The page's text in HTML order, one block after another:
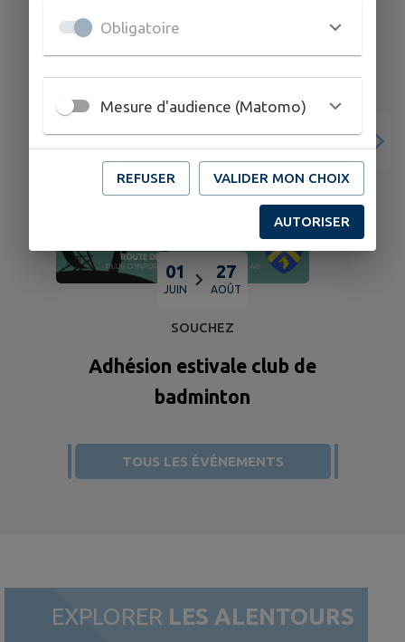
01
JUIN
27
AOÛT
SOUCHEZ
Adhésion estivale club de
badminton
TOUS LES ÉVÉNEMENTS
EXPLORER LES ALENTOURS
Obligatoire
Mesure d'audience (Matomo)
REFUSER VALIDER MON CHOIX
AUTORISER